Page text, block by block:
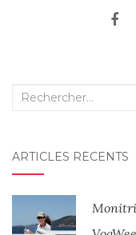
Recherche
ARTICLES RÉCENTS